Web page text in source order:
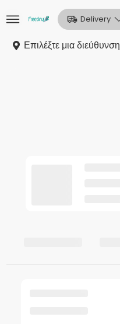
Αρχική
Delivery
Επιλέξτε μια διεύθυνση